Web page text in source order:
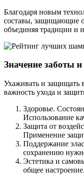
Благодаря новым
составы, защищающие
объединяя традиции и
Значение заботы
Ухаживать и защищать
важность ухода и
Здоровье.
Использование
Защита от
Применение
Поддержание
сохранению
Эстетика и
общее